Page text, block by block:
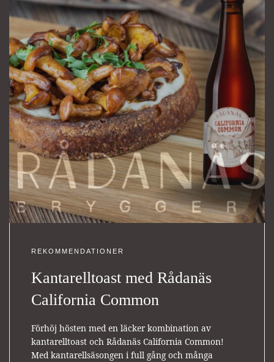
REKOMMENDATIONER
Kantarelltoast med Rådanäs
California Common
Förhöj hösten med en läcker kombination av
kantarelltoast och Rådanäs California Common!
Med kantarellsäsongen i full gång och många